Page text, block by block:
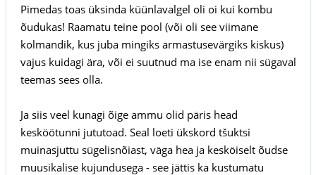
Pimedas toas üksinda küünlavalgel oli oi kui kombu
õudukas! Raamatu teine pool (või oli see viimane
kolmandik, kus juba mingiks armastusevärgiks kiskus)
vajus kuidagi ära, või ei suutnud ma ise enam nii sügaval
teemas sees olla.
Ja siis veel kunagi õige ammu olid päris head
kesköötunni jututoad. Seal loeti ükskord tšuktsi
muinasjuttu sügelisnõiast, väga hea ja kesköiselt õudse
muusikalise kujundusega - see jättis ka kustumatu